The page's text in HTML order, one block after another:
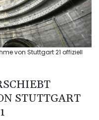
von Stuttgart 21 offiziell
STUTTGART